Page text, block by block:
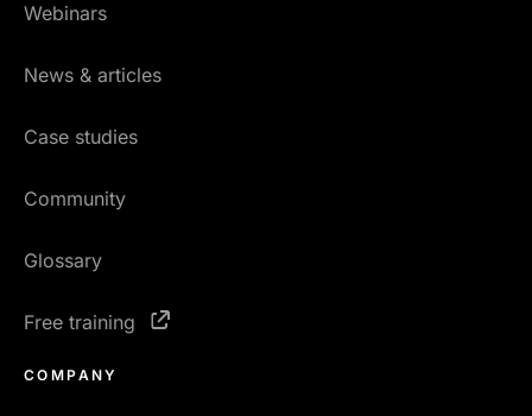
Webinars
News & articles
Case studies
Community
Glossary
Free training
COMPANY